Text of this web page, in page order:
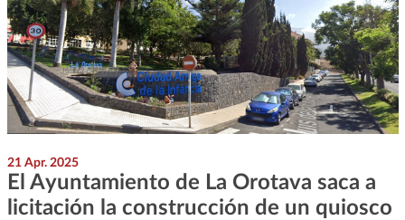
21 Apr. 2025
El Ayuntamiento de La Orotava saca a
licitación la construcción de un quiosco